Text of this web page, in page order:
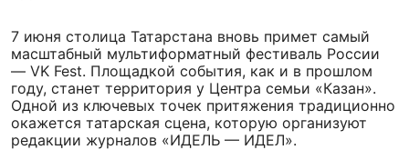
7 июня столица Татарстана вновь примет самый
масштабный мультиформатный фестиваль России
— VK Fest. Площадкой события, как и в прошлом
году, станет территория у Центра семьи «Казан».
Одной из ключевых точек притяжения традиционно
окажется татарская сцена, которую организуют
редакции журналов «ИДЕЛЬ — ИДЕЛ».